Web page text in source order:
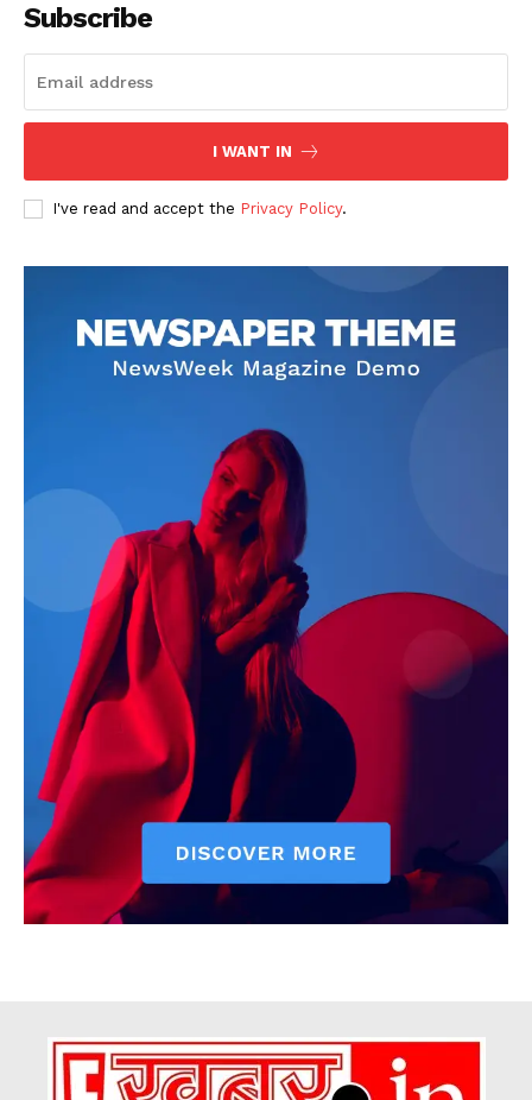
Contact us
Subscription Plans
My account
Subscribe
I WANT IN
I've read and accept the Privacy Policy.